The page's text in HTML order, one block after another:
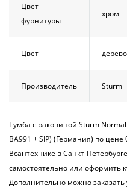
Цвет
фурнитуры
хром
Цвет
Производитель Sturm
Тумба с раковиной Sturm
BA991 + SIP) (Германия) по
Всантехнике в Санкт-
самостоятельно или оформить
Дополнительно можно заказать